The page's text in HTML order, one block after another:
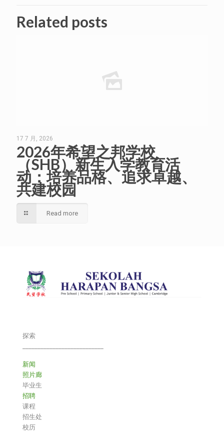
Related posts
17 7 月, 2026
2026年希望之邦学校
（SHB）新生入学教育活
动：培养品格、追求卓越、
共建校园
Read more
探索
新闻
照片廊
毕业生
招聘
课程
招生处
校历